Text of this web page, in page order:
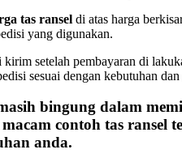
tas ransel di atas harga
yang digunakan.
setelah pembayaran di
sesuai dengan kebutuhan
bingung dalam
contoh tas ransel
anda.